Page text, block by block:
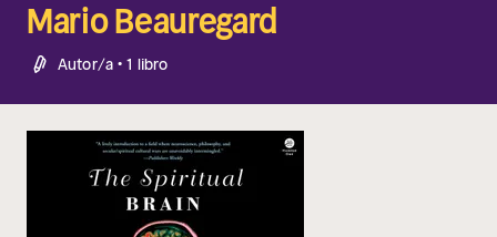
Mario Beauregard
Autor/a • 1 libro